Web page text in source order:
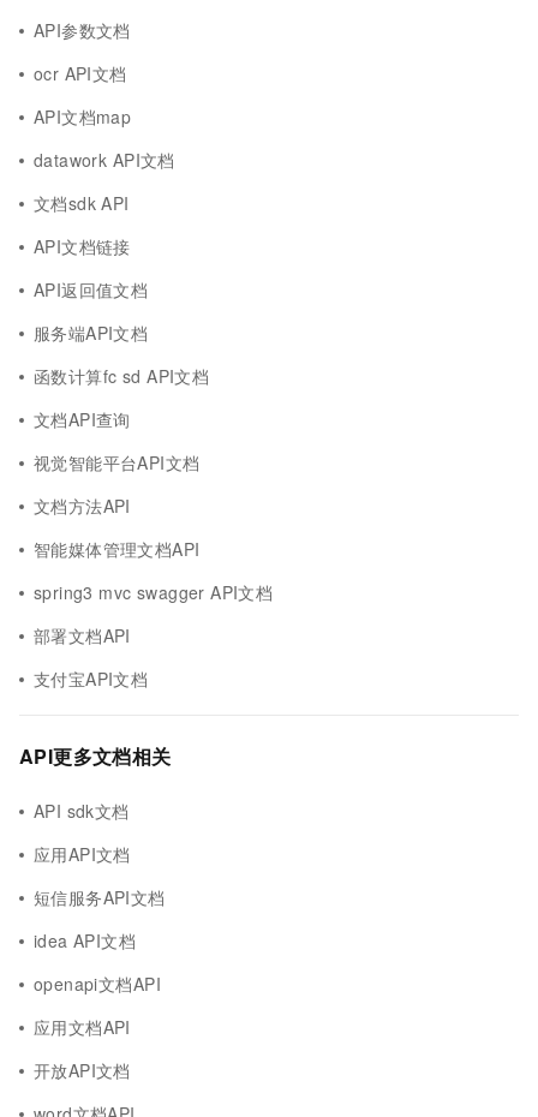
API参数文档
ocr API文档
API文档map
datawork API文档
文档sdk API
API文档链接
API返回值文档
服务端API文档
函数计算fc sd API文档
文档API查询
视觉智能平台API文档
文档方法API
智能媒体管理文档API
spring3 mvc swagger API文档
部署文档API
支付宝API文档
API更多文档相关
API sdk文档
应用API文档
短信服务API文档
idea API文档
openapi文档API
应用文档API
开放API文档